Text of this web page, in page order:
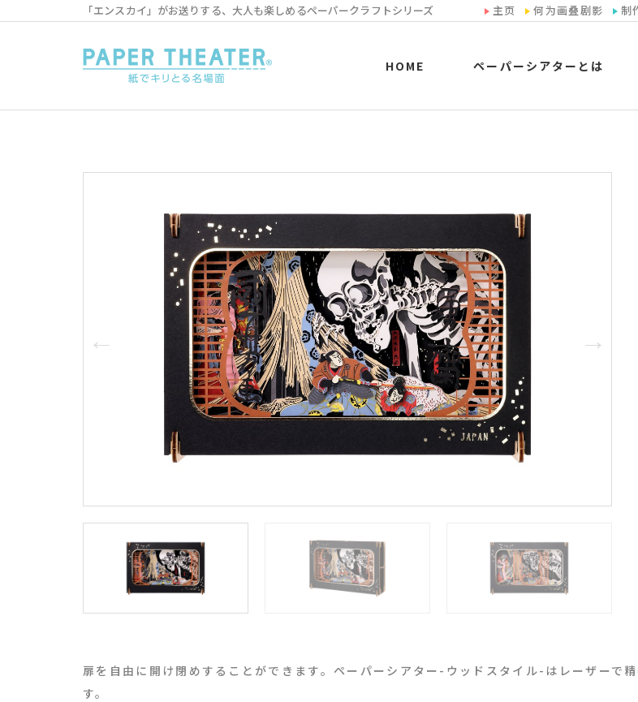
「エンスカイ」がお送りする、大人も楽しめるペーパークラフトシリーズ 主页 何为画叠剧影 制
HOME ペーパーシアターとは
扉を自由に開け閉めすることができます。ペーパーシアター-ウッドスタイル-はレーザーで
す。